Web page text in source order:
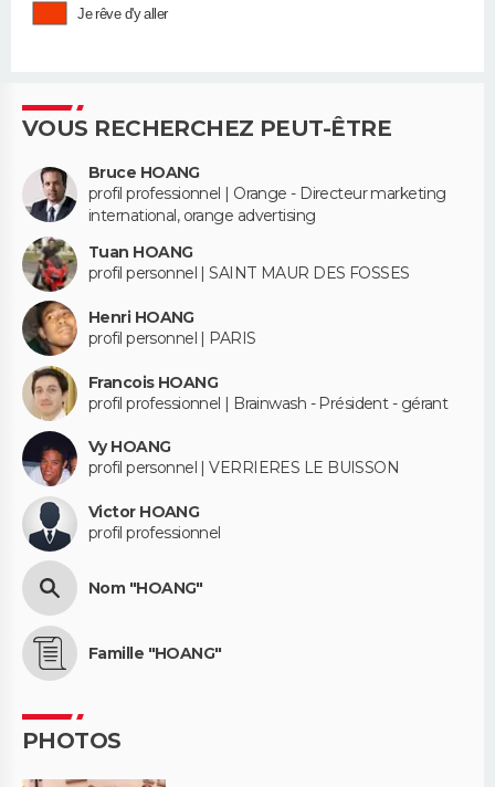
Je rêve d'y aller
VOUS RECHERCHEZ PEUT-ÊTRE
Bruce HOANG
profil professionnel | Orange - Directeur marketing
international, orange advertising
Tuan HOANG
profil personnel | SAINT MAUR DES FOSSES
Henri HOANG
profil personnel | PARIS
Francois HOANG
profil professionnel | Brainwash - Président - gérant
Vy HOANG
profil personnel | VERRIERES LE BUISSON
Victor HOANG
profil professionnel
Nom "HOANG"
Famille "HOANG"
PHOTOS